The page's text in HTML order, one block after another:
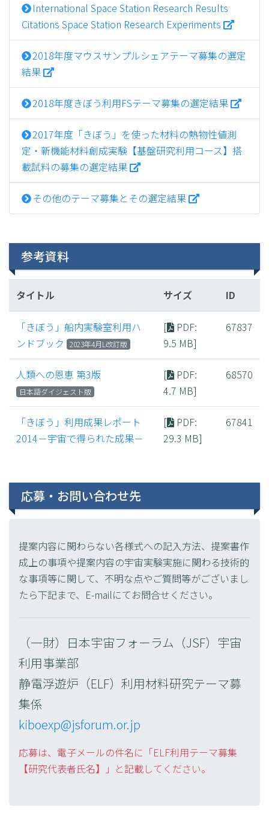
International Space Station Research Results
Citations Space Station Research Experiments
2018年度マウスサンプルシェアテーマ募集の選定
結果
2018年度きぼう利用FSテーマ募集の選定結果
2017年度「きぼう」を使った材料の熱物性値測
定・新機能材料創成実験【基盤研究利用コース】搭
載試料の募集の選定結果
その他のテーマ募集とその選定結果
参考資料
タイトル サイズ ID
「きぼう」船内実験室利用ハ
ンドブック
2023年4月L改訂版
[ PDF:
9.5 MB]
67837
人類への恩恵 第3版
日本語ダイジェスト版
[ PDF:
4.7 MB]
68570
「きぼう」利用成果レポート
2014－宇宙で得られた成果－
[ PDF:
29.3 MB]
67841
応募・お問い合わせ先
提案内容に関わらない各様式への記入方法、提案書作
成上の事項や提案内容の宇宙実験実施に関わる技術的
な事項等に関して、不明な点やご質問等がございまし
たら下記まで、E-mailにてお問合せください。
（一財）日本宇宙フォーラム（JSF）宇宙
利用事業部
静電浮遊炉（ELF）利用材料研究テーマ募
集係
kiboexp@jsforum.or.jp
応募は、電子メールの件名に「ELF利用テーマ募集
【研究代表者氏名】」と記載してください。